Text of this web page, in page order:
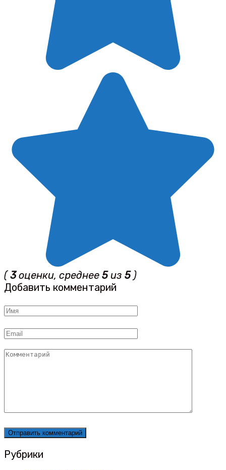
( 3оценки, среднее 5из 5)
Добавить комментарий
Имя
Email
Комментарий
Рубрики